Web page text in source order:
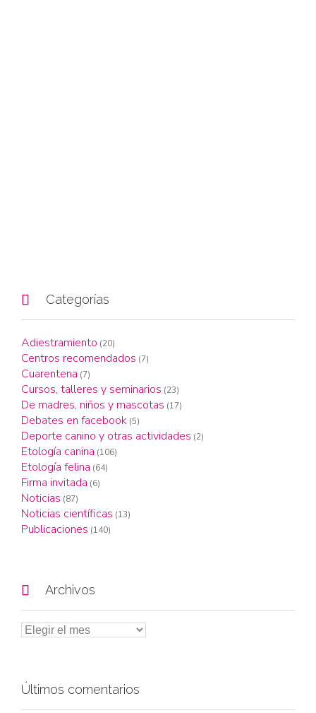
 Categorías
Adiestramiento (20)
Centros recomendados (7)
Cuarentena (7)
Cursos, talleres y seminarios (23)
De madres, niños y mascotas (17)
Debates en facebook (5)
Deporte canino y otras actividades (2)
Etología canina (106)
Etología felina (64)
Firma invitada (6)
Noticias (87)
Noticias científicas (13)
Publicaciones (140)
 Archivos
Últimos comentarios